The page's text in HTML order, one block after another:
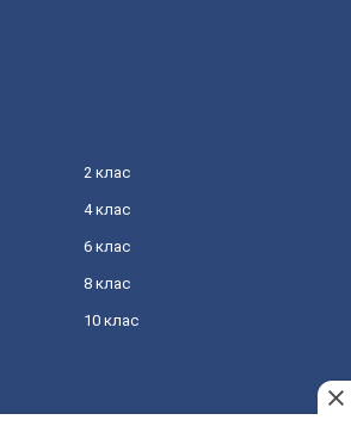
2 клас
4 клас
6 клас
8 клас
10 клас